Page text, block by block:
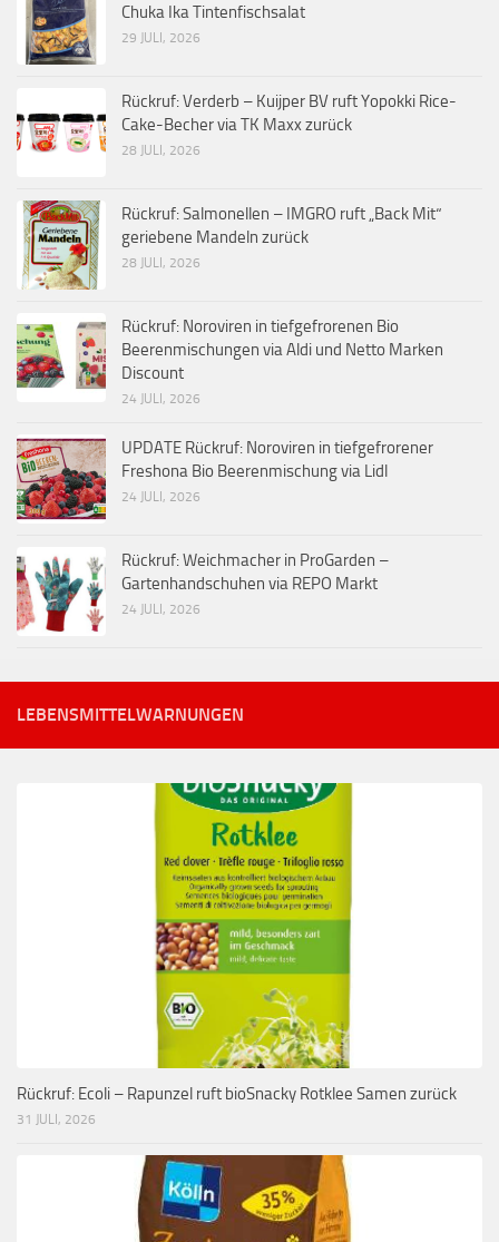
Chuka Ika Tintenfischsalat
29 JULI, 2026
Rückruf: Verderb – Kuijper BV ruft Yopokki Rice-
Cake-Becher via TK Maxx zurück
28 JULI, 2026
Rückruf: Salmonellen – IMGRO ruft „Back Mit“
geriebene Mandeln zurück
28 JULI, 2026
Rückruf: Noroviren in tiefgefrorenen Bio
Beerenmischungen via Aldi und Netto Marken
Discount
24 JULI, 2026
UPDATE Rückruf: Noroviren in tiefgefrorener
Freshona Bio Beerenmischung via Lidl
24 JULI, 2026
Rückruf: Weichmacher in ProGarden –
Gartenhandschuhen via REPO Markt
24 JULI, 2026
LEBENSMITTELWARNUNGEN
Rückruf: Ecoli – Rapunzel ruft bioSnacky Rotklee Samen zurück
31 JULI, 2026